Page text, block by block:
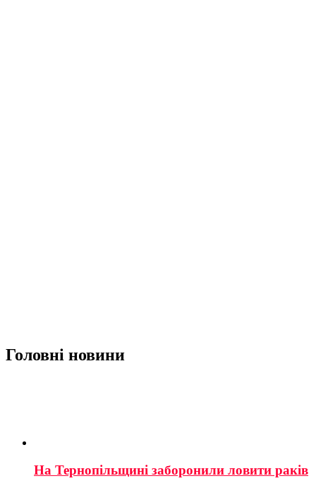
Головні новини
На Тернопільщині заборонили ловити раків